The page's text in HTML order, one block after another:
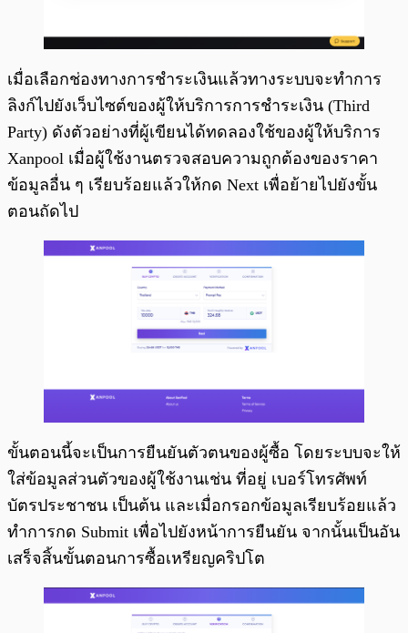
เมื่อเลือกช่องทางการชำระเงินแล้วทางระบบจะทำการ
ลิงก์ไปยังเว็บไซต์ของผู้ให้บริการการชำระเงิน (Third
Party) ดังตัวอย่างที่ผู้เขียนได้ทดลองใช้ของผู้ให้บริการ
Xanpool เมื่อผู้ใช้งานตรวจสอบความถูกต้องของราคา
ข้อมูลอื่น ๆ เรียบร้อยแล้วให้กด Next เพื่อย้ายไปยังขั้น
ตอนถัดไป
ขั้นตอนนี้จะเป็นการยืนยันตัวตนของผู้ซื้อ โดยระบบจะให้
ใส่ข้อมูลส่วนตัวของผู้ใช้งานเช่น ที่อยู่ เบอร์โทรศัพท์
บัตรประชาชน เป็นต้น และเมื่อกรอกข้อมูลเรียบร้อยแล้ว
ทำการกด Submit เพื่อไปยังหน้าการยืนยัน จากนั้นเป็นอัน
เสร็จสิ้นขั้นตอนการซื้อเหรียญคริปโต